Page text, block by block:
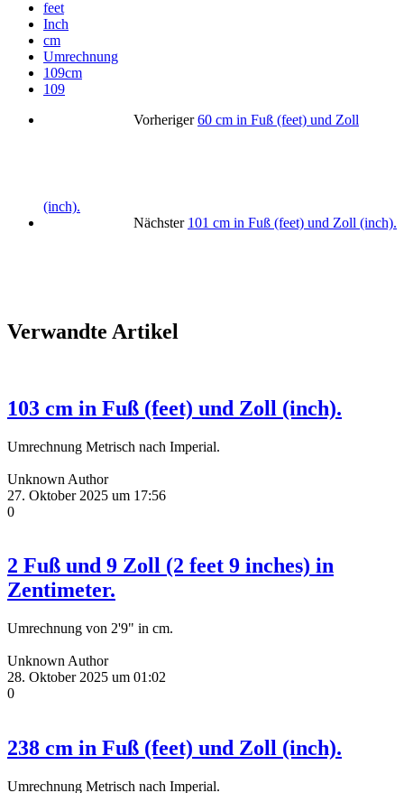
feet
Inch
cm
Umrechnung
109cm
109
Vorheriger 60 cm in Fuß (feet) und Zoll
(inch).
Nächster 101 cm in Fuß (feet) und Zoll (inch).
Verwandte Artikel
103 cm in Fuß (feet) und Zoll (inch).
Umrechnung Metrisch nach Imperial.
Unknown Author
27. Oktober 2025 um 17:56
0
2 Fuß und 9 Zoll (2 feet 9 inches) in
Zentimeter.
Umrechnung von 2'9" in cm.
Unknown Author
28. Oktober 2025 um 01:02
0
238 cm in Fuß (feet) und Zoll (inch).
Umrechnung Metrisch nach Imperial.